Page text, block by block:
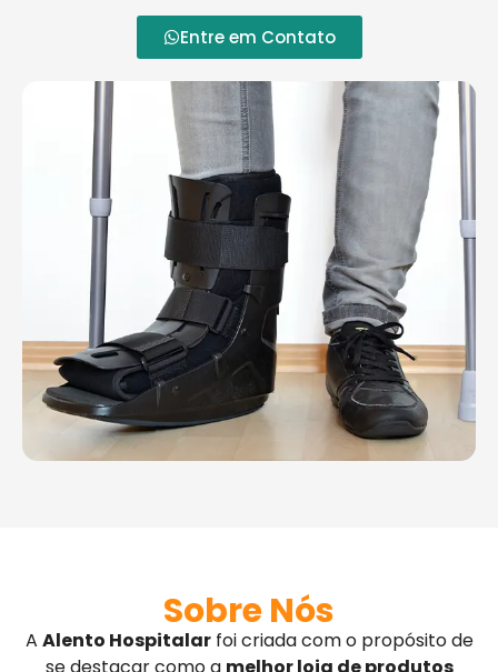
Entre em Contato
Sobre Nós
A Alento Hospitalarfoi criada com o propósito de